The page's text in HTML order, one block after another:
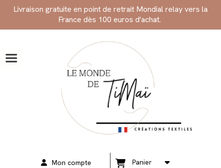
Livraison gratuite en point de retrait Mondial relay vers la
France dès 100 euros d'achat.
Mon compte Panier